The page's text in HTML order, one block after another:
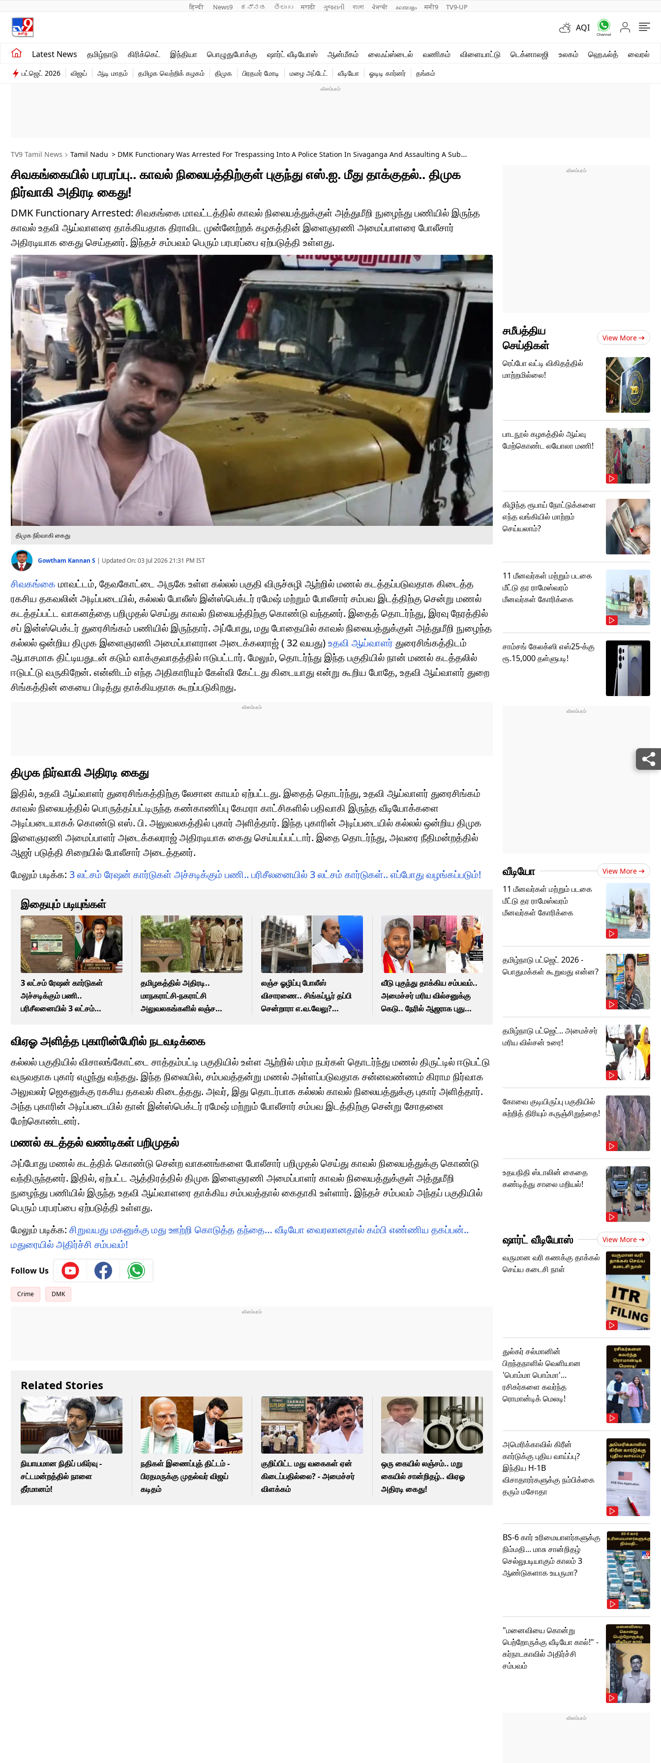
हिन्दी News9 ಕನ್ನಡ తెలుగు मराठी ગુજરાતી বাংলা ਪੰਜਾਬੀ മലയാളം मनी9 TV9-UP
AQI
Latest News தமிழ்நாடு கிரிக்கெட் இந்தியா பொழுதுபோக்கு ஷார்ட் வீடியோஸ் ஆன்மீகம் லைஃப்ஸ்டைல் வணிகம் விளையாட்டு டெக்னாலஜி உலகம் ஹெஃல்த் வைரல்
சமீபத்திய செய்திகள்
தமிழ்நாடு
விளையாட்டு
வணிகம்
வைரல்
பட்ஜெட் 2026 விஜய் ஆடி மாதம் தமிழக வெற்றிக் கழகம் திமுக பிரதமர் மோடி மழை அப்டேட் வீடியோ ஓடிடி கார்னர் தங்கம்
TV9 Tamil News Tamil Nadu > DMK Functionary Was Arrested For Trespassing Into A Police Station In Sivaganga And Assaulting A Sub
Inspector
சிவகங்கையில் பரபரப்பு.. காவல் நிலையத்திற்குள் புகுந்து எஸ்.ஐ. மீது தாக்குதல்.. திமுக
நிர்வாகி அதிரடி கைது!
DMK Functionary Arrested: சிவகங்கை மாவட்டத்தில் காவல் நிலையத்துக்குள் அத்துமீறி நுழைந்து பணியில் இருந்த
காவல் உதவி ஆய்வாளரை தாக்கியதாக திராவிட முன்னேற்றக் கழகத்தின் இளைஞரணி அமைப்பாளரை போலீசார்
அதிரடியாக கைது செய்தனர். இந்தச் சம்பவம் பெரும் பரபரப்பை ஏற்படுத்தி உள்ளது.
திமுக நிர்வாகி கைது
Gowtham Kannan S | Updated On:03 Jul 2026 21:31 PM IST
சிவகங்கை மாவட்டம், தேவகோட்டை அருகே உள்ள கல்லல் பகுதி விருச்சுழி ஆற்றில் மணல் கடத்தப்படுவதாக கிடைத்த
ரகசிய தகவலின் அடிப்படையில், கல்லல் போலீஸ் இன்ஸ்பெக்டர் ரமேஷ் மற்றும் போலீசார் சம்பவ இடத்திற்கு சென்று மணல்
கடத்தப்பட்ட வாகனத்தை பறிமுதல் செய்து காவல் நிலையத்திற்கு கொண்டு வந்தனர். இதைத் தொடர்ந்து, இரவு நேரத்தில்
சப் இன்ஸ்பெக்டர் துரைசிங்கம் பணியில் இருந்தார். அப்போது, மது போதையில் காவல் நிலையத்துக்குள் அத்துமீறி நுழைந்த
கல்லல் ஒன்றிய திமுக இளைஞரணி அமைப்பாளரான அடைக்கலராஜ் ( 32 வயது)உதவி ஆய்வாளர் துரைசிங்கத்திடம்
ஆபாசமாக திட்டியதுடன் கடும் வாக்குவாதத்தில் ஈடுபட்டார். மேலும், தொடர்ந்து இந்த பகுதியில் நான் மணல் கடத்தலில்
ஈடுபட்டு வருகிறேன். என்னிடம் எந்த அதிகாரியும் கேள்வி கேட்டது கிடையாது என்று கூறிய போதே, உதவி ஆய்வாளர் துறை
சிங்கத்தின் கையை பிடித்து தாக்கியதாக கூறப்படுகிறது.
திமுக நிர்வாகி அதிரடி கைது
இதில், உதவி ஆய்வாளர் துரைசிங்கத்திற்கு லேசான காயம் ஏற்பட்டது. இதைத் தொடர்ந்து, உதவி ஆய்வாளர் துரைசிங்கம்
காவல் நிலையத்தில் பொருத்தப்பட்டிருந்த கண்காணிப்பு கேமரா காட்சிகளில் பதிவாகி இருந்த வீடியோக்களை
அடிப்படையாகக் கொண்டு எஸ். பி. அலுவலகத்தில் புகார் அளித்தார். இந்த புகாரின் அடிப்படையில் கல்லல் ஒன்றிய திமுக
இளைஞரணி அமைப்பாளர் அடைக்கலராஜ் அதிரடியாக கைது செய்யப்பட்டார். இதை தொடர்ந்து, அவரை நீதிமன்றத்தில்
ஆஜர் படுத்தி சிறையில் போலீசார் அடைத்தனர்.
மேலும் படிக்க: 3 லட்சம் ரேஷன் கார்டுகள் அச்சடிக்கும் பணி.. பரிசீலனையில் 3 லட்சம் கார்டுகள்.. எப்போது வழங்கப்படும்!
இதையும் படியுங்கள்
3 லட்சம் ரேஷன் கார்டுகள்
அச்சடிக்கும் பணி..
பரிசீலனையில் 3 லட்சம்
வழங்கப்படும்!
தமிழகத்தில் அதிரடி..
மாநகராட்சி-நகராட்சி
அலுவலகங்களில் லஞ்ச
லஞ்ச ஓழிப்பு போலீஸ்
விசாரணை.. சிங்கப்பூர் தப்பி
சென்றாரா எ.வ.வேலு?
வீடு புகுந்து தாக்கிய சம்பவம்..
அமைச்சர் மரிய வில்சனுக்கு
கெடு.. நேரில் ஆஜராக புதுவை
விஏஓ அளித்த புகாரின்பேரில் நடவடிக்கை
கல்லல் பகுதியில் விசாலங்கோட்டை சாத்தம்பட்டி பகுதியில் உள்ள ஆற்றில் மர்ம நபர்கள் தொடர்ந்து மணல் திருட்டில் ஈடுபட்டு
வருவதாக புகார் எழுந்து வந்தது. இந்த நிலையில், சம்பவத்தன்று மணல் அள்ளப்படுவதாக சன்னவண்ணம் கிராம நிர்வாக
அலுவலர் ஜெகனுக்கு ரகசிய தகவல் கிடைத்தது. அவர், இது தொடர்பாக கல்லல் காவல் நிலையத்துக்கு புகார் அளித்தார்.
அந்த புகாரின் அடிப்படையில் தான் இன்ஸ்பெக்டர் ரமேஷ் மற்றும் போலீசார் சம்பவ இடத்திற்கு சென்று சோதனை
மேற்கொண்டனர்.
மணல் கடத்தல் வண்டிகள் பறிமுதல்
அப்போது மணல் கடத்திக் கொண்டு சென்ற வாகனங்களை போலீசார் பறிமுதல் செய்து காவல் நிலையத்துக்கு கொண்டு
வந்திருந்தனர். இதில், ஏற்பட்ட ஆத்திரத்தில் திமுக இளைஞரணி அமைப்பாளர் காவல் நிலையத்துக்குள் அத்துமீறி
நுழைந்து பணியில் இருந்த உதவி ஆய்வாளரை தாக்கிய சம்பவத்தால் கைதாகி உள்ளார். இந்தச் சம்பவம் அந்தப் பகுதியில்
பெரும் பரபரப்பை ஏற்படுத்தி உள்ளது.
மேலும் படிக்க: சிறுவயது மகனுக்கு மது ஊற்றி கொடுத்த தந்தை… வீடியோ வைரலானதால் கம்பி எண்ணிய தகப்பன்..
மதுரையில் அதிர்ச்சி சம்பவம்!
Follow Us
Crime DMK
Related Stories
நியாயமான நிதிப் பகிர்வு -
சட்டமன்றத்தில் நாளை
தீர்மானம்!
நதிகள் இணைப்புத் திட்டம் -
பிரதமருக்கு முதல்வர் விஜய்
கடிதம்
குறிப்பிட்ட மது வகைகள் ஏன்
கிடைப்பதில்லை? - அமைச்சர்
விளக்கம்
ஒரு கையில் லஞ்சம்.. மறு
கையில் சான்றிதழ்.. விஏஓ
அதிரடி கைது!
சமீபத்திய
செய்திகள்
View More
ரெப்போ வட்டி விகிதத்தில்
மாற்றமில்லை!
பாடநூல் கழகத்தில் ஆய்வு
மேற்கொண்ட லயோலா மணி!
கிழிந்த ரூபாய் நோட்டுக்களை
எந்த வங்கியில் மாற்றம்
செய்யலாம்?
11 மீனவர்கள் மற்றும் படகை
மீட்டு தர ராமேஸ்வரம்
மீனவர்கள் கோரிக்கை
சாம்சங் கேலக்ஸி எஸ்25-க்கு
ரூ.15,000 தள்ளுபடி!
வீடியோ View More
11 மீனவர்கள் மற்றும் படகை
மீட்டு தர ராமேஸ்வரம்
மீனவர்கள் கோரிக்கை
தமிழ்நாடு பட்ஜெட் 2026 -
பொதுமக்கள் கூறுவது என்ன?
தமிழ்நாடு பட்ஜெட்.. அமைச்சர்
மரிய வில்சன் உரை!
கோவை குடியிருப்பு பகுதியில்
சுற்றித் திரியும் கருஞ்சிறுத்தை!
உதயநிதி ஸ்டாலின் கைதை
கண்டித்து சாலை மறியல்!
ஷார்ட் வீடியோஸ் View More
வருமான வரி கணக்கு தாக்கல்
செய்ய கடைசி நாள்
துல்கர் சல்மானின்
பிறந்தநாளில் வெளியான
'பொம்மா பொம்மா'...
ரசிகர்களை கவர்ந்த
ரொமான்டிக் மெலடி!
அமெரிக்காவில் கிரீன்
கார்டுக்கு புதிய வாய்ப்பு?
இந்திய H-1B
விசாதாரர்களுக்கு நம்பிக்கை
தரும் மசோதா
BS-6 கார் உரிமையாளர்களுக்கு
நிம்மதி... மாசு சான்றிதழ்
செல்லுபடியாகும் காலம் 3
ஆண்டுகளாக உயருமா?
"மனைவியை கொன்று
பெற்றோருக்கு வீடியோ கால்!" -
கர்நாடகாவில் அதிர்ச்சி
சம்பவம்